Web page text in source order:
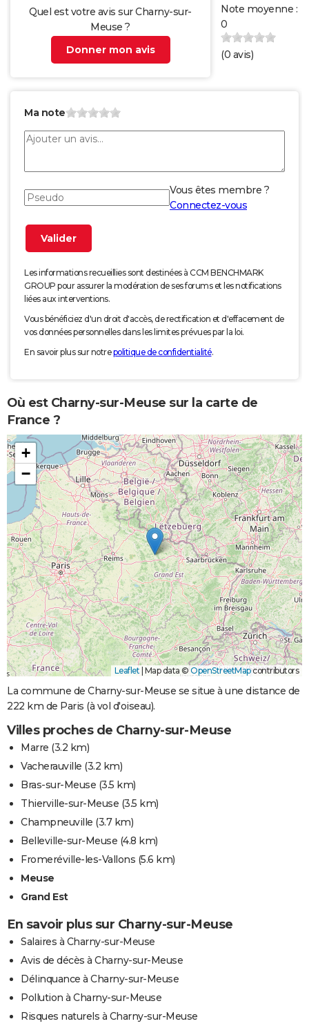
Quel est votre avis sur Charny-sur-
Meuse ?
Donner mon avis
Note moyenne :
0
(0 avis)
Ma note
Vous êtes membre ?
Connectez-vous
Les informations recueillies sont destinées à CCM BENCHMARK
GROUP pour assurer la modération de ses forums et les notifications
liées aux interventions.
Vous bénéficiez d'un droit d'accès, de rectification et d'effacement de
vos données personnelles dans les limites prévues par la loi.
En savoir plus sur notrepolitique de confidentialité.
Où est Charny-sur-Meuse sur la carte de
France ?
+
−
Leaflet Map data © OpenStreetMapcontributors
La commune de Charny-sur-Meuse se situe à une distance de
222 km de Paris (à vol d'oiseau).
Villes proches de Charny-sur-Meuse
Marre (3.2 km)
Vacherauville (3.2 km)
Bras-sur-Meuse (3.5 km)
Thierville-sur-Meuse (3.5 km)
Champneuville (3.7 km)
Belleville-sur-Meuse (4.8 km)
Fromeréville-les-Vallons (5.6 km)
Meuse
Grand Est
En savoir plus sur Charny-sur-Meuse
Salaires à Charny-sur-Meuse
Avis de décès à Charny-sur-Meuse
Délinquance à Charny-sur-Meuse
Pollution à Charny-sur-Meuse
Risques naturels à Charny-sur-Meuse